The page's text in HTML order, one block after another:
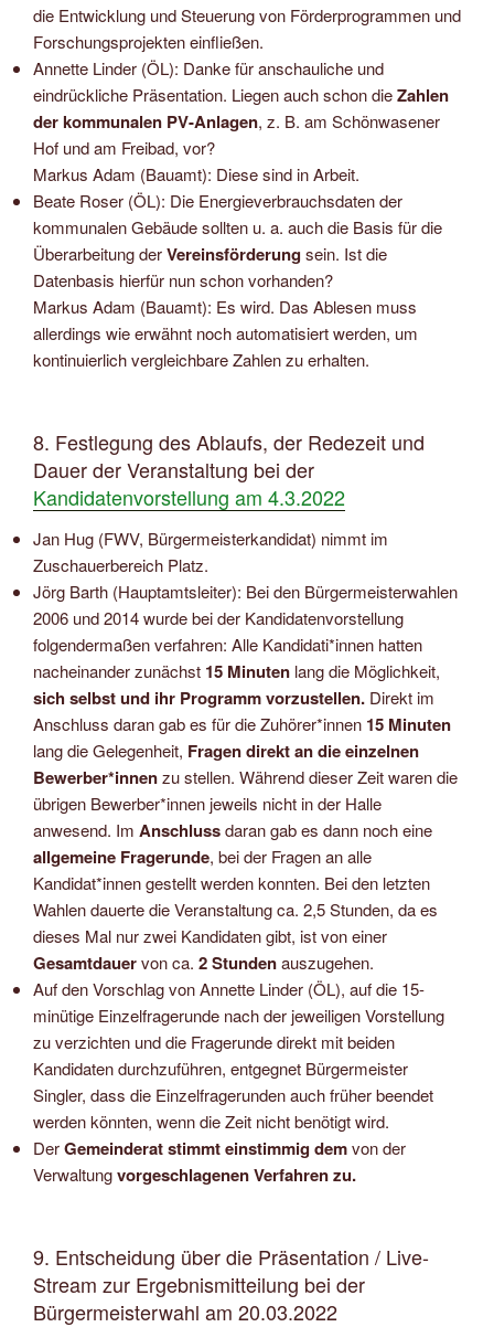
die Entwicklung und Steuerung von Förderprogrammen und
Forschungsprojekten einfließen.
Annette Linder (ÖL): Danke für anschauliche und
eindrückliche Präsentation. Liegen auch schon dieZahlen
der kommunalen PV-Anlagen, z. B. am Schönwasener
Hof und am Freibad, vor?
Markus Adam (Bauamt): Diese sind in Arbeit.
Beate Roser (ÖL): Die Energieverbrauchsdaten der
kommunalen Gebäude sollten u. a. auch die Basis für die
Überarbeitung derVereinsförderungsein. Ist die
Datenbasis hierfür nun schon vorhanden?
Markus Adam (Bauamt): Es wird. Das Ablesen muss
allerdings wie erwähnt noch automatisiert werden, um
kontinuierlich vergleichbare Zahlen zu erhalten.
8. Festlegung des Ablaufs, der Redezeit und
Dauer der Veranstaltung bei der
Kandidatenvorstellung am 4.3.2022
Jan Hug (FWV, Bürgermeisterkandidat) nimmt im
Zuschauerbereich Platz.
Jörg Barth (Hauptamtsleiter): Bei den Bürgermeisterwahlen
2006 und 2014 wurde bei der Kandidatenvorstellung
folgendermaßen verfahren: Alle Kandidati*innen hatten
nacheinander zunächst 15 Minuten lang die Möglichkeit,
sich selbst und ihr Programm vorzustellen. Direkt im
Anschluss daran gab es für die Zuhörer*innen 15 Minuten
lang die Gelegenheit, Fragen direkt an die einzelnen
Bewerber*innenzu stellen. Während dieser Zeit waren die
übrigen Bewerber*innen jeweils nicht in der Halle
anwesend. Im Anschlussdaran gab es dann noch eine
allgemeine Fragerunde, bei der Fragen an alle
Kandidat*innen gestellt werden konnten. Bei den letzten
Wahlen dauerte die Veranstaltung ca. 2,5 Stunden, da es
dieses Mal nur zwei Kandidaten gibt, ist von einer
Gesamtdauervon ca. 2 Stundenauszugehen.
Auf den Vorschlag von Annette Linder (ÖL), auf die 15-
minütige Einzelfragerunde nach der jeweiligen Vorstellung
zu verzichten und die Fragerunde direkt mit beiden
Kandidaten durchzuführen, entgegnet Bürgermeister
Singler, dass die Einzelfragerunden auch früher beendet
werden könnten, wenn die Zeit nicht benötigt wird.
DerGemeinderat stimmt einstimmigdemvon der
Verwaltungvorgeschlagenen Verfahren zu.
9. Entscheidung über die Präsentation / Live-
Stream zur Ergebnismitteilung bei der
Bürgermeisterwahl am 20.03.2022